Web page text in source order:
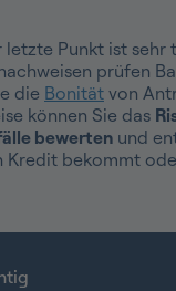
letzte Punkt ist sehr
prüfen
die Bonität von
können Sie das
bewerten und
Kredit bekommt